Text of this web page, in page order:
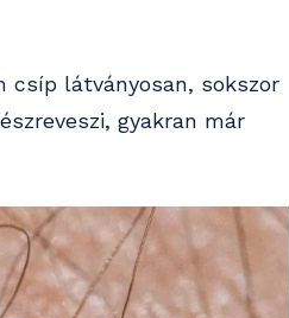
csíp látványosan, sokszor
gyakran már